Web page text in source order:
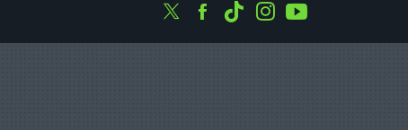
TwitterFacebook
TiktokInstagram